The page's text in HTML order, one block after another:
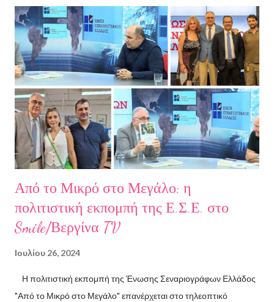
Σχετικά με την συγγραφέα Η Ελίζα Σουφλή γεννήθηκε το 1989 και
μεγάλωσε στον Πειραιά. Αποφοίτησε από το Τμήμα Νομικής του
Αριστοτελείου Πανεπιστημίου Θεσσαλονίκης. Έχει κάνει επίσης
σπουδές στη μουσική, την ιστορία της τέχνης και τη φιλολογία
στην Ελλάδα και το εξωτερικό. Από το 2008 ασχολείται με την
πολιτιστική δημοσιογραφία και διατηρεί τον πολιτιστικό ιστότοπο
ART.harbour. Έζησε κα...
Από το Μικρό στο Μεγάλο: η
πολιτιστική εκπομπή της Ε.Σ.Ε. στο
Smile/Βεργίνα TV
Ιουλίου 26, 2024
Η πολιτιστική εκπομπή της Ένωσης Σεναριογράφων Ελλάδος
"Από το Μικρό στο Μεγάλο" επανέρχεται στο τηλεοπτικό